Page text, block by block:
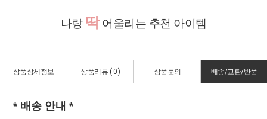
나랑 딱어울리는 추천 아이템
상품상세정보 상품리뷰 ( 0) 상품문의 배송/교환/반품
* 배송 안내 *